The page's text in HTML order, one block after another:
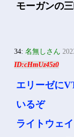
モーガンの
34:名無しさん
ID:cHmUz45z0
エリーゼに
いるぞ
ライトウェ